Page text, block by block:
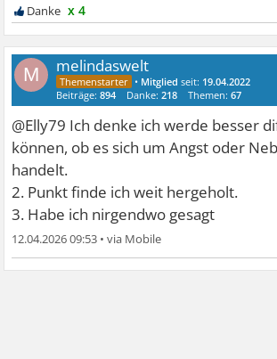
x 4
M melindaswelt
• Mitglied seit: 19.04.2022
Beiträge:894 Danke:218 Themen:67
@Elly79 Ich denke ich werde besser
können, ob es sich um Angst oder
handelt.
2. Punkt finde ich weit hergeholt.
3. Habe ich nirgendwo gesagt
12.04.2026 09:53 •